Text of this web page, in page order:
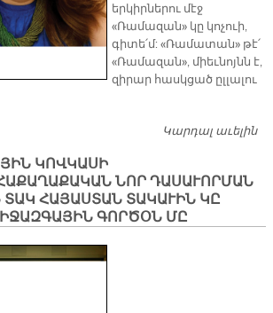
երկիրներու մէջ
«Ռամազան» կը կոչուի,
գիտե՛մ: «Ռամատան» թէ՛
«Ռամազան», միեւնոյնն է,
զիրար հասկցած ըլլալու
Կարդալ աւելին
ԿՈՎԿԱՍԻ
ՆՈՐ ԴԱՍԱՒՈՐՄԱՆ
ՏԱԿ ՀԱՅԱՍՏԱՆ ՏԱԿԱՒԻՆ ԿԸ
ԳՈՐԾՕՆ ՄԸ